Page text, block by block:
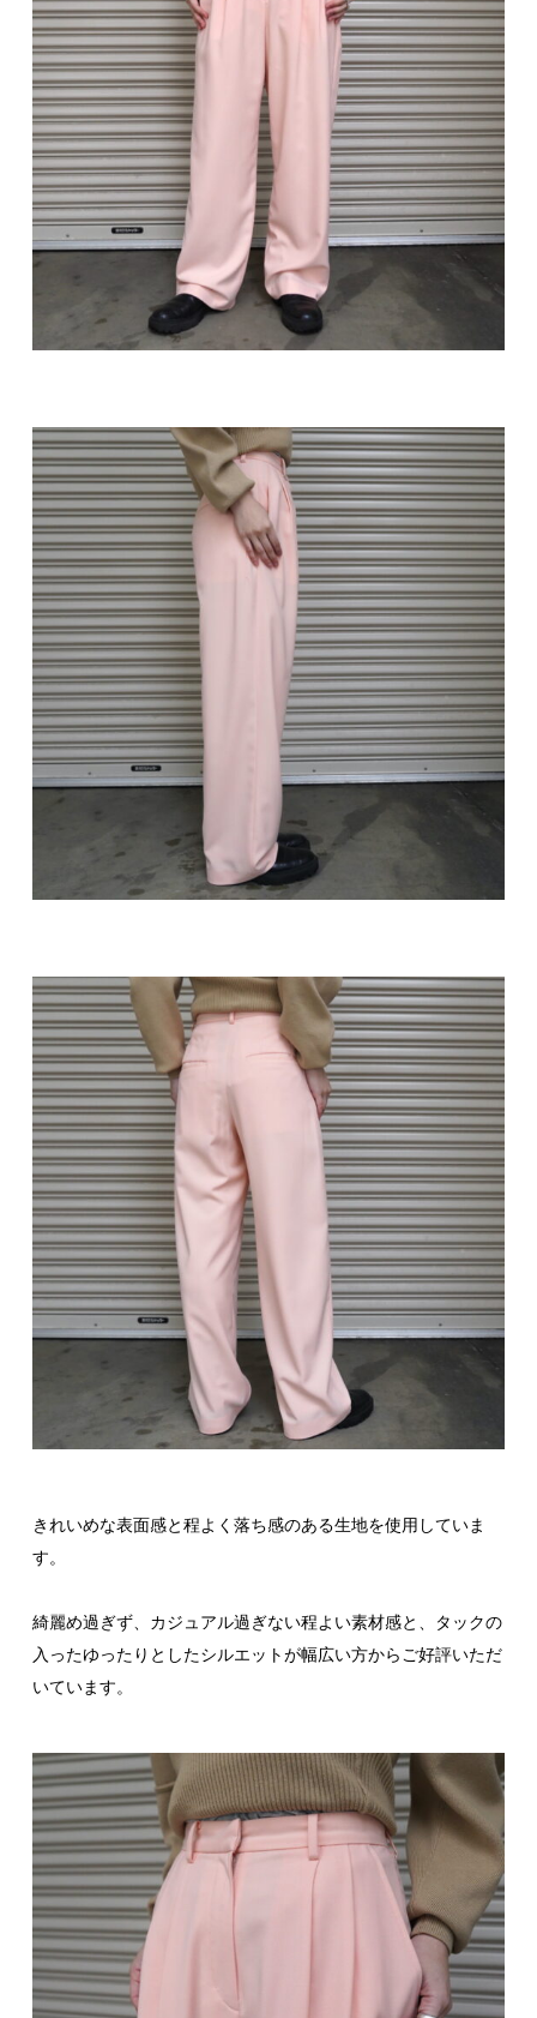
きれいめな表面感と程よく落ち感のある生地を使用していま
す。
綺麗め過ぎず、カジュアル過ぎない程よい素材感と、タックの
入ったゆったりとしたシルエットが幅広い方からご好評いただ
いています。